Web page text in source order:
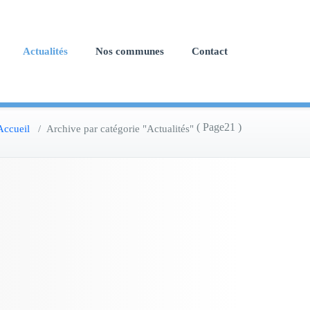
Actualités Nos communes Contact
/ Archive par catégorie "Actualités" ( Page21 )